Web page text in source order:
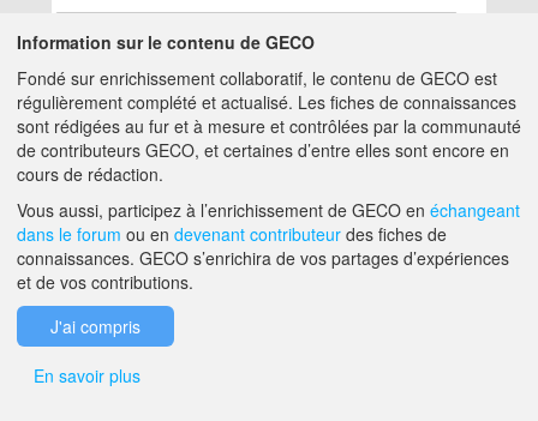
Aucun résultat
A PROPOS DE GECO AIDE
F.A.Q. NOUS CONTACTER
Information sur le contenu de GECO
Fondé sur enrichissement collaboratif, le contenu de GECO est
régulièrement complété et actualisé. Les fiches de connaissances
sont rédigées au fur et à mesure et contrôlées par la communauté
de contributeurs GECO, et certaines d’entre elles sont encore en
cours de rédaction.
Vous aussi, participez à l’enrichissement de GECO en échangeant
dans le forum ou en devenant contributeur des fiches de
connaissances. GECO s’enrichira de vos partages d’expériences
et de vos contributions.
J'ai compris
En savoir plus